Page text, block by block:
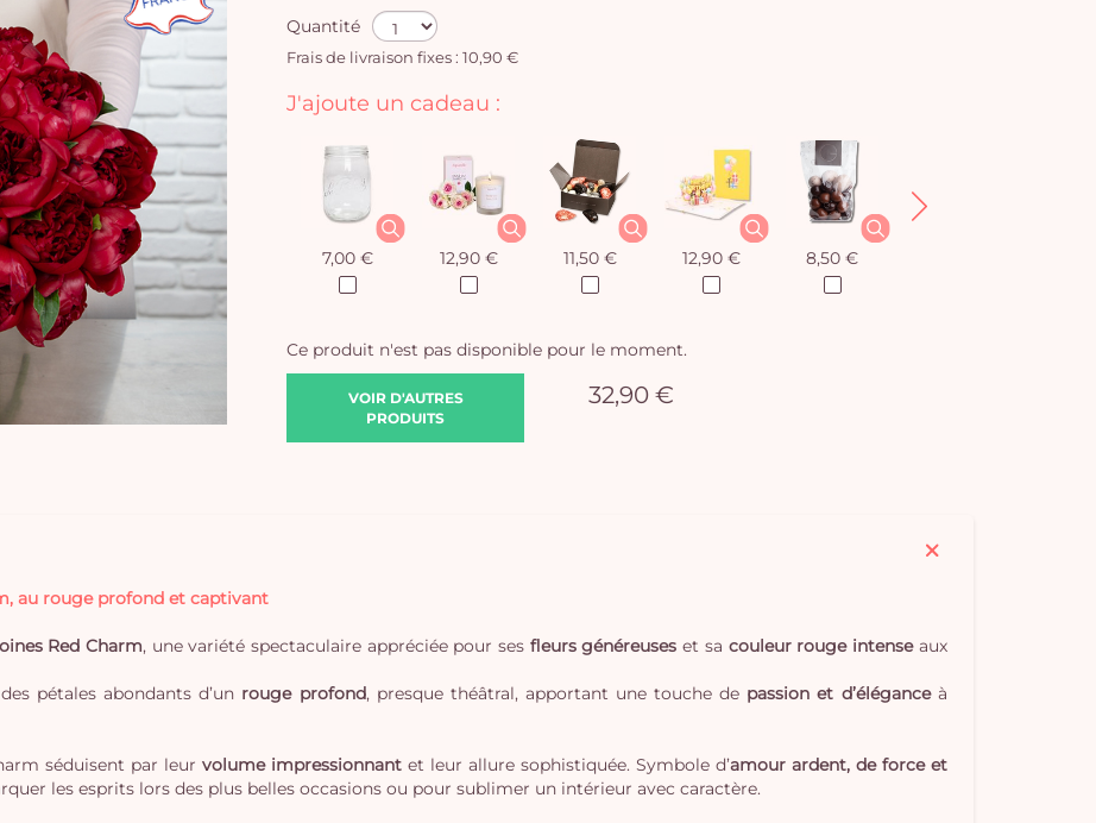
Quantité
Frais de livraison fixes : 10,90 €
Ce produit n'est pas disponible pour le moment.
VOIR D'AUTRES
PRODUITS
32,90 €
J'ajoute un cadeau :
7,00 € 12,90 € 11,50 € 12,90 € 8,50 €
au rouge profond et captivant
Red Charm, une variété spectaculaire appréciée pour ses fleurs généreuses et sa couleur rouge intenseaux
pétales abondants d’un rouge profond, presque théâtral, apportant une touche de passion et d’éléganceà
séduisent par leurvolume impressionnant et leur allure sophistiquée. Symbole d’amour ardent, de force et
les esprits lors des plus belles occasions ou pour sublimer un intérieur avec caractère.